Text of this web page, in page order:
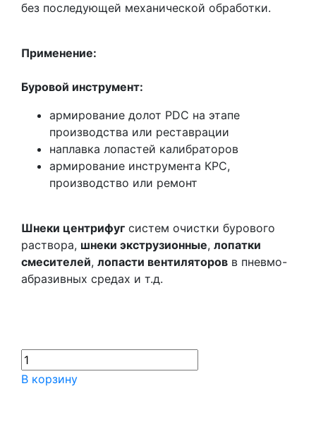
без последующей механической обработки.
Применение:
Буровой инструмент:
армирование долот PDC на этапе
производства или реставрации
наплавка лопастей калибраторов
армирование инструмента КРС,
производство или ремонт
Шнеки центрифуг систем очистки бурового
раствора, шнеки экструзионные, лопатки
смесителей, лопасти вентиляторов в пневмо-
абразивных средах и т.д.
В корзину